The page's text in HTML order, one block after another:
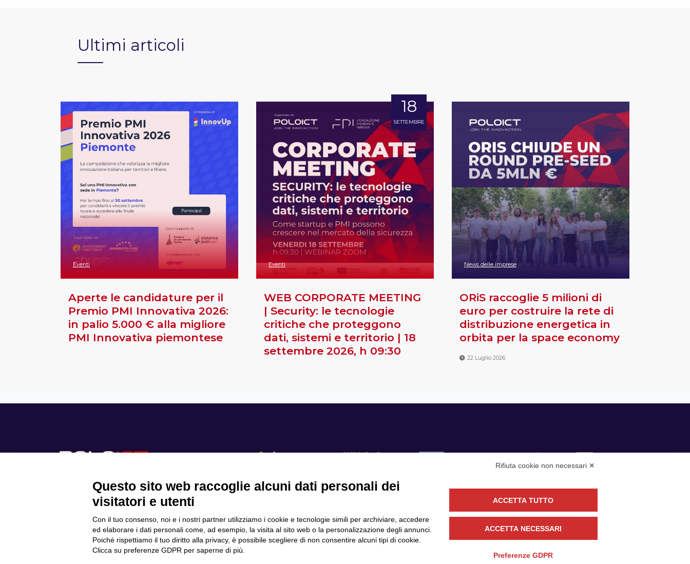
Ultimi articoli
Eventi
Aperte le candidature per il
Premio PMI Innovativa 2026:
in palio 5.000 € alla migliore
PMI Innovativa piemontese
18
SETTEMBRE
Eventi
WEB CORPORATE MEETING
| Security: le tecnologie
critiche che proteggono
dati, sistemi e territorio | 18
settembre 2026, h 09:30
News delle imprese
ORiS raccoglie 5 milioni di
euro per costruire la rete di
distribuzione energetica in
orbita per la space economy
22 Luglio 2026
Privacy Policy
Cookie Policy
Scopri il Polo Servizi
Community
Progetti
Partner
Finanziamenti e bandi
Internazionalizzazione
News & Eventi
Seguici
CONTATTACI
Rifiuta cookie non necessari ✕
Questo sito web raccoglie alcuni dati personali dei
visitatori e utenti
Con il tuo consenso, noi e i nostri partner utilizziamo i cookie e tecnologie simili per archiviare, accedere
ed elaborare i dati personali come, ad esempio, la visita al sito web o la personalizzazione degli annunci.
Poiché rispettiamo il tuo diritto alla privacy, è possibile scegliere di non consentire alcuni tipi di cookie.
Clicca su preferenze GDPR per saperne di più.
ACCETTA TUTTO
ACCETTA NECESSARI
Preferenze GDPR